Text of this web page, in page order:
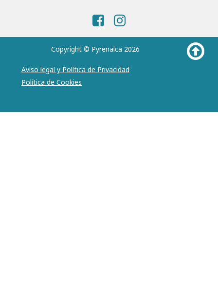
Copyright © Pyrenaica 2026
Aviso legal y Política de Privacidad
Política de Cookies